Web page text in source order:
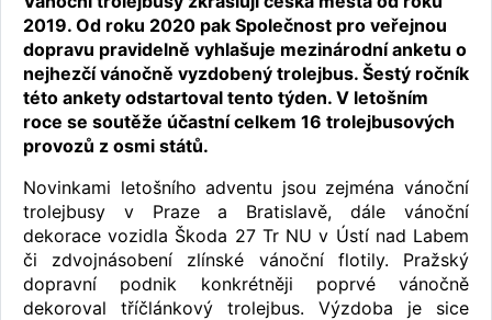
2019. Od roku 2020 pak Společnost pro veřejnou
dopravu pravidelně vyhlašuje mezinárodní anketu o
nejhezčí vánočně vyzdobený trolejbus. Šestý ročník
této ankety odstartoval tento týden. V letošním
roce se soutěže účastní celkem 16 trolejbusových
provozů z osmi států.
Novinkami letošního adventu jsou zejména vánoční
trolejbusy v Praze a Bratislavě, dále vánoční
dekorace vozidla Škoda 27 Tr NU v Ústí nad Labem
či zdvojnásobení zlínské vánoční flotily. Pražský
dopravní podnik konkrétněji poprvé vánočně
dekoroval tříčlánkový trolejbus. Výzdoba je sice